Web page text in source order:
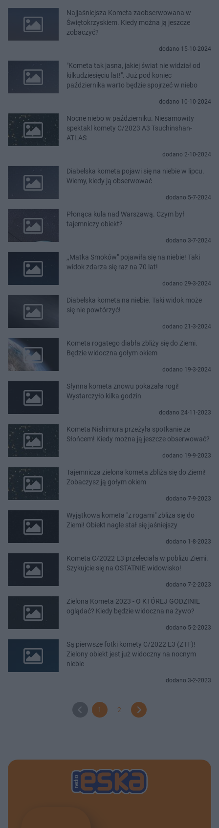
Najjaśniejsza Kometa zaobserwowana w
Świętokrzyskiem. Kiedy można ją jeszcze
zobaczyć?
dodano 15-10-2024
"Kometa tak jasna, jakiej świat nie widział od
kilkudziesięciu lat!". Już pod koniec
października warto będzie spojrzeć w niebo
dodano 10-10-2024
Nocne niebo w październiku. Niesamowity
spektakl komety C/2023 A3 Tsuchinshan-
ATLAS
dodano 2-10-2024
Diabelska kometa pojawi się na niebie w lipcu.
Wiemy, kiedy ją obserwować
dodano 5-7-2024
Płonąca kula nad Warszawą. Czym był
tajemniczy obiekt?
dodano 3-7-2024
,,Matka Smoków" pojawiła się na niebie! Taki
widok zdarza się raz na 70 lat!
dodano 29-3-2024
Diabelska kometa na niebie. Taki widok może
się nie powtórzyć!
dodano 21-3-2024
Kometa rogatego diabła zbliży się do Ziemi.
Będzie widoczna gołym okiem
dodano 19-3-2024
Słynna kometa znowu pokazała rogi!
Wystarczyło kilka godzin
dodano 24-11-2023
Kometa Nishimura przeżyła spotkanie ze
Słońcem! Kiedy można ją jeszcze obserwować?
dodano 19-9-2023
Tajemnicza zielona kometa zbliża się do Ziemi!
Zobaczysz ją gołym okiem
dodano 7-9-2023
Wyjątkowa kometa "z rogami" zbliża się do
Ziemi! Obiekt nagle stał się jaśniejszy
dodano 1-8-2023
Kometa C/2022 E3 przeleciała w pobliżu Ziemi.
Szykujcie się na OSTATNIE widowisko!
dodano 7-2-2023
Zielona Kometa 2023 - O KTÓREJ GODZINIE
oglądać? Kiedy będzie widoczna na żywo?
dodano 5-2-2023
Są pierwsze fotki komety C/2022 E3 (ZTF)!
Zielony obiekt jest już widoczny na nocnym
niebie
dodano 3-2-2023
1 2